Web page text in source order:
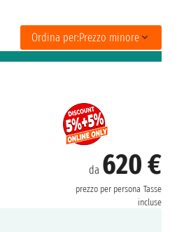
Ordina per:Prezzo minore
da 620 €
prezzo per persona Tasse
incluse